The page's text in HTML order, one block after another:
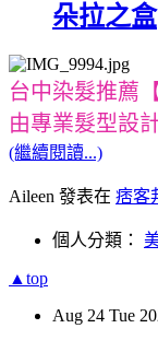
朵拉之盒
台中染髮推薦
由專業髮型設
(繼續閱讀...)
Aileen 發表在 痞客
個人分類：
▲top
Aug 24 Tue